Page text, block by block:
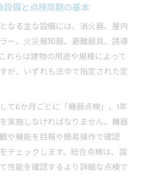
入例から様式選びまで
検報告書の記入例で理解を深め
報告書様式の選び方と注意点
検報告書エクセル記入時の注意
検の記入例から学ぶ書類作成の
備と点検周期の基本
なる主な設備には、消火器、屋内
ー、火災報知器、避難器具、誘導
れらは建物の用途や規模によって
が、いずれも法令で指定された定
て6か月ごとに「機器点検」、1年
実施しなければなりません。機器
や機能を目視や簡易操作で確認
チェックします。総合点検は、設
性能を確認するより詳細な点検で